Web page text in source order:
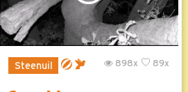
Steenuil 89x
898x